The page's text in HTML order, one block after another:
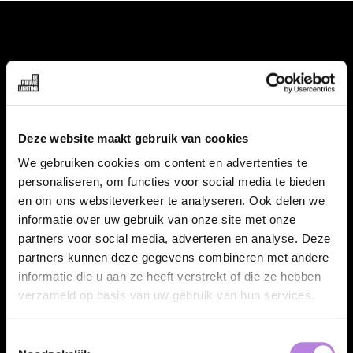
Deze website maakt gebruik van cookies
We gebruiken cookies om content en advertenties te
personaliseren, om functies voor social media te bieden
en om ons websiteverkeer te analyseren. Ook delen we
informatie over uw gebruik van onze site met onze
partners voor social media, adverteren en analyse. Deze
partners kunnen deze gegevens combineren met andere
informatie die u aan ze heeft verstrekt of die ze hebben
verzameld op basis van uw gebruik van hun services.
WERKGEVERS
Vraag een offerte aan
Specialisaties
Talentpool
VACATURES
Alle vacatures